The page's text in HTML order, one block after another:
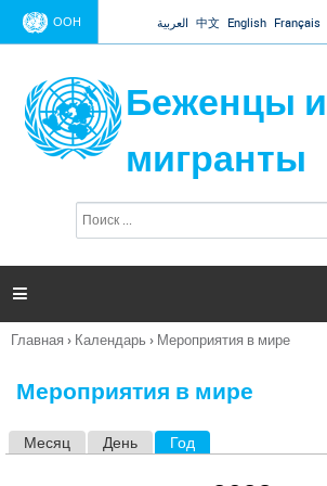
Jump to navigation
ООН العربية 中文 English Français
Беженцы и
мигранты
п
и

Вы
Главная › Календарь › Мероприятия в мире
Мероприятия в мире
Месяц День Год